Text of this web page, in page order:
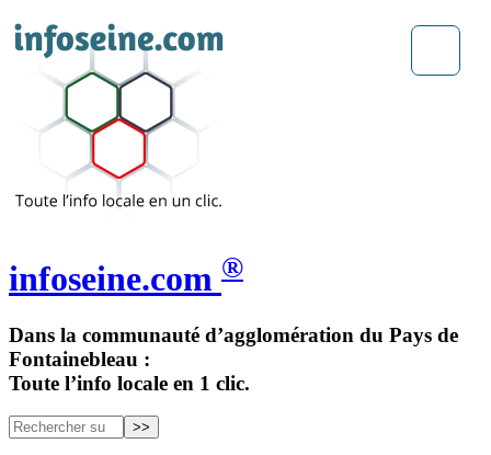
infoseine.com ®
Dans la communauté d’agglomération du Pays de
Fontainebleau :
Toute l’info locale en 1 clic.